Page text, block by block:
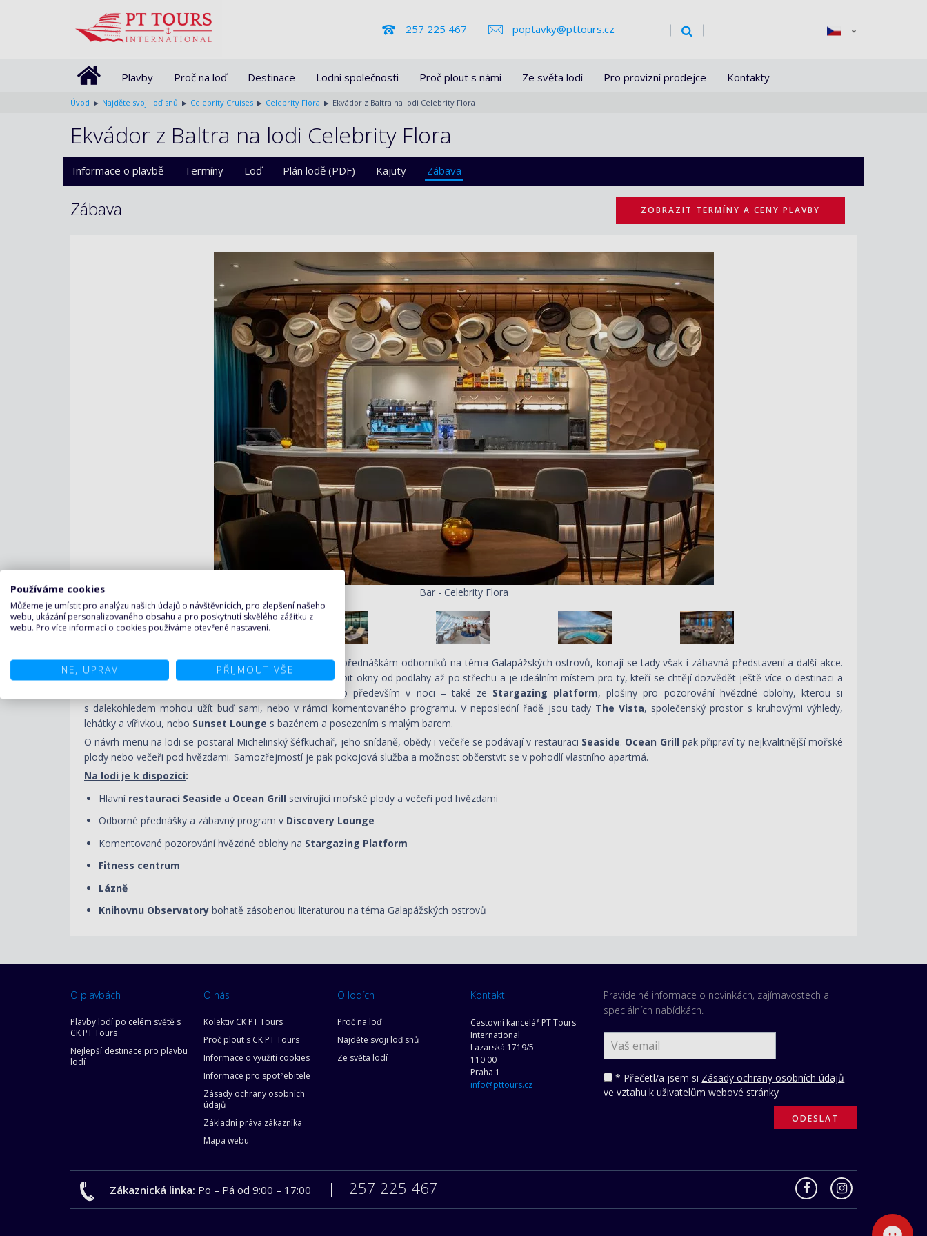
257 225 467 poptavky@pttours.cz
Plavby Proč na loď Destinace Lodní společnosti Proč plout s námi Ze světa lodí Pro provizní prodejce Kontakty
Úvod Najděte svoji loď snů Celebrity Cruises Celebrity Flora Ekvádor z Baltra na lodi Celebrity Flora
Ekvádor z Baltra na lodi Celebrity Flora
Informace o plavbě Termíny Loď Plán lodě (PDF) Kajuty Zábava
Zábava ZOBRAZIT TERMÍNY A CENY PLAVBY
Bar - Celebrity Flora
Stylový společenský prostorDiscovery Loungeslouží k přednáškám odborníků na téma Galapážských ostrovů, konají se tady však i zábavná představení a další akce.
Dobře vybavená knihovnaObservatoryse může pochlubit okny od podlahy až po střechu a je ideálním místem pro ty, kteří se chtějí dozvědět ještě více o destinaci a
přitom si užít překrásné výhledy. Ty budou mít – a to především v noci – také ze Stargazing platform, plošiny pro pozorování hvězdné oblohy, kterou si
s dalekohledem mohou užít buď sami, nebo v rámci komentovaného programu. V neposlední řadě jsou tady The Vista, společenský prostor s kruhovými výhledy,
lehátky a vířivkou, nebo Sunset Lounge s bazénem a posezením s malým barem.
O návrh menu na lodi se postaral Michelinský šéfkuchař, jeho snídaně, obědy i večeře se podávají v restauraci Seaside. Ocean Grill pak připraví ty nejkvalitnější mořské
plody nebo večeři pod hvězdami. Samozřejmostí je pak pokojová služba a možnost občerstvit se v pohodlí vlastního apartmá.
Na lodi je k dispozici:
Hlavní restauraci Seaside a Ocean Grill servírující mořské plody a večeři pod hvězdami
Odborné přednášky a zábavný program v Discovery Lounge
Komentované pozorování hvězdné oblohy na Stargazing Platform
Fitness centrum
Lázně
Knihovnu Observatory bohatě zásobenou literaturou na téma Galapážských ostrovů
O plavbách
Plavby lodí po celém světě s
CK PT Tours
Nejlepší destinace pro plavbu
lodí
O nás
Kolektiv CK PT Tours
Proč plout s CK PT Tours
Informace o využití cookies
Informace pro spotřebitele
Zásady ochrany osobních
údajů
Základní práva zákazníka
Mapa webu
O lodích
Proč na loď
Najděte svoji loď snů
Ze světa lodí
Kontakt
Cestovní kancelář PT Tours
International
Lazarská 1719/5
110 00
Praha 1
info@pttours.cz
Pravidelné informace o novinkách, zajímavostech a
speciálních nabídkách.
* Přečetl/a jsem si Zásady ochrany osobních údajů
ve vztahu k uživatelům webové stránky
Zákaznická linka: Po – Pá od 9:00 – 17:00 257 225 467
Používáme cookies
Můžeme je umístit pro analýzu našich údajů o návštěvnících, pro zlepšení našeho
webu, ukázání personalizovaného obsahu a pro poskytnutí skvělého zážitku z
webu. Pro více informací o cookies používáme otevřené nastavení.
NE, UPRAV PŘIJMOUT VŠE